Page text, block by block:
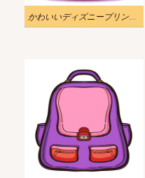
かわいいディズニープリンセスのリュックサックのイラスト 3